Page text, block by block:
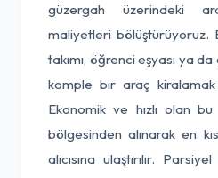
güzergah üzerindeki
maliyetleri
takımı, öğrenci eşyası ya
komple bir araç kiralamak
Ekonomik ve hızlı olan bu
bölgesinden alınarak en
alıcısına ulaştırılır.